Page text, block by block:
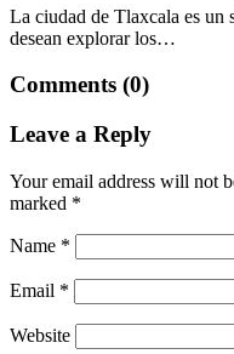
La ciudad de Tlaxcala es un
desean explorar los…
Comments (0)
Leave a Reply
Your email address will not
marked *
Name *
Email *
Website